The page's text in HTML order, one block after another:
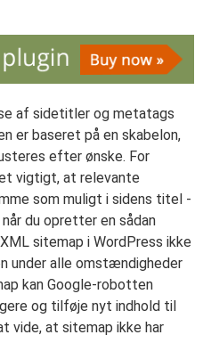
af sidetitler og metatags
er baseret på en skabelon,
efter ønske. For
vigtigt, at relevante
som muligt i sidens titel -
du opretter en sådan
sitemap i WordPress ikke
under alle omstændigheder
kan Google-robotten
og tilføje nyt indhold til
vide, at sitemap ikke har